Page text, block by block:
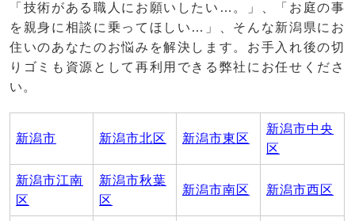
「技術がある職人にお願いしたい…。」、「お庭の事
を親身に相談に乗ってほしい…」、そんな新潟県にお
住いのあなたのお悩みを解決します。お手入れ後の切
りゴミも資源として再利用できる弊社にお任せくださ
い。
新潟市 新潟市北区 新潟市東区
新潟市中央
区
新潟市江南
区
新潟市秋葉
区
新潟市南区 新潟市西区